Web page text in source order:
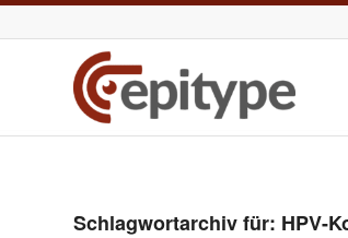
Schlagwortarchiv für: HPV-